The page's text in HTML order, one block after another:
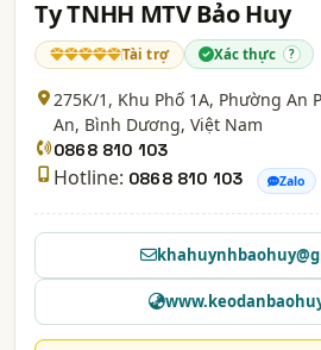
Ty TNHH MTV Bảo Huy
Tài trợ Xác thực ?
275K/1, Khu Phố 1A, Phường An
An, Bình Dương, Việt Nam
0868 810 103
Hotline: 0868 810 103 Zalo